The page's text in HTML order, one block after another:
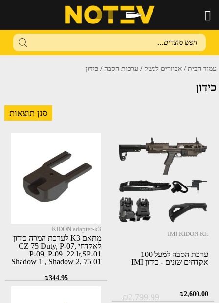
Products
search
עמוד הבית / אביזרים לנשק / ערכות הסבה / כידון
כידון
סנן תוצאות
IMI KIDON Kit
ערכת הסבה למעל 100
אקדחים שונים - כידון IMI
₪2,799.99
המחיר
₪2,600.00
המחיר
KIDON adapter-k3
מתאם K3 לערכת המרה כידון
לאקדחי CZ 75 Duty, P-07,
P-09, P-09 .22 lr,SP-01
Shadow 1 , Shadow 2, 75 01
₪344.95